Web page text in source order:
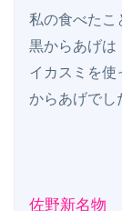
私の食べたこ
黒からあげは
イカスミを使
からあげでし
佐野新名物